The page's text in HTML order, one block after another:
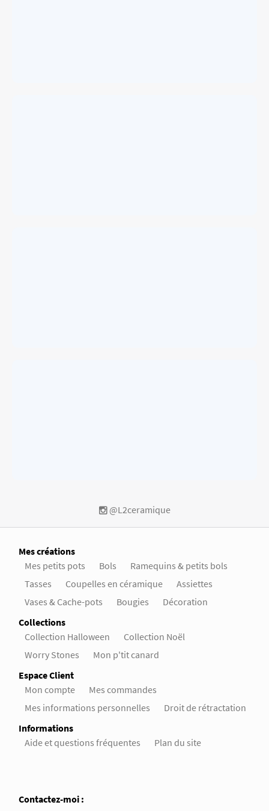
@L2ceramique
Mes créations
Mes petits pots
Bols
Ramequins & petits bols
Tasses
Coupelles en céramique
Assiettes
Vases & Cache-pots
Bougies
Décoration
Collections
Collection Halloween
Collection Noël
Worry Stones
Mon p'tit canard
Espace Client
Mon compte
Mes commandes
Mes informations personnelles
Droit de rétractation
Informations
Aide et questions fréquentes
Plan du site
Contactez-moi :